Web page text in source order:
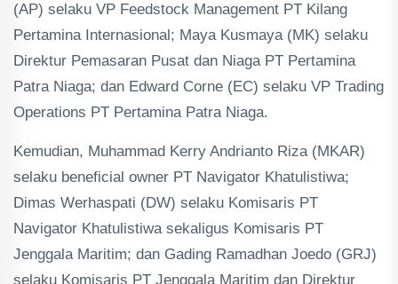
(AP) selaku VP Feedstock Management PT Kilang
Pertamina Internasional; Maya Kusmaya (MK) selaku
Direktur Pemasaran Pusat dan Niaga PT Pertamina
Patra Niaga; dan Edward Corne (EC) selaku VP Trading
Operations PT Pertamina Patra Niaga.
Kemudian, Muhammad Kerry Andrianto Riza (MKAR)
selaku beneficial owner PT Navigator Khatulistiwa;
Dimas Werhaspati (DW) selaku Komisaris PT
Navigator Khatulistiwa sekaligus Komisaris PT
Jenggala Maritim; dan Gading Ramadhan Joedo (GRJ)
selaku Komisaris PT Jenggala Maritim dan Direktur